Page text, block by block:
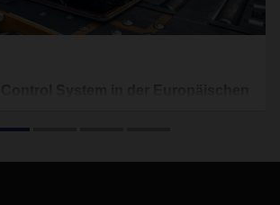
2 (ICS 2) ein. ICS 2 wird das